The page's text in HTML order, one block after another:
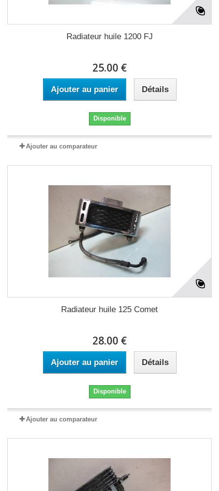
Radiateur huile 1200 FJ
25.00 €
Ajouter au panier Détails
Disponible
Ajouter au comparateur
Radiateur huile 125 Comet
28.00 €
Ajouter au panier Détails
Disponible
Ajouter au comparateur